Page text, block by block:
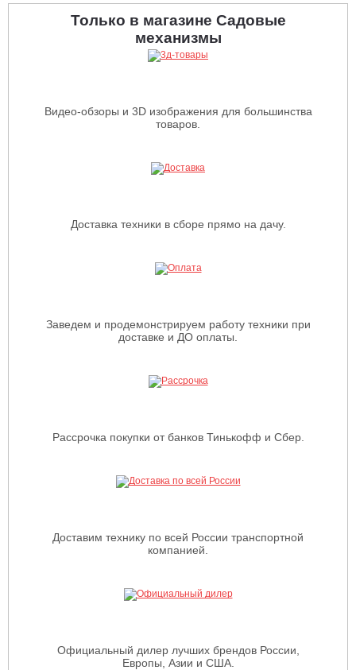
Только в магазине Садовые
механизмы
Видео-обзоры и 3D изображения для большинства
товаров.
Доставка техники в сборе прямо на дачу.
Заведем и продемонстрируем работу техники при
доставке и ДО оплаты.
Рассрочка покупки от банков Тинькофф и Сбер.
Доставим технику по всей России транспортной
компанией.
Официальный дилер лучших брендов России,
Европы, Азии и США.